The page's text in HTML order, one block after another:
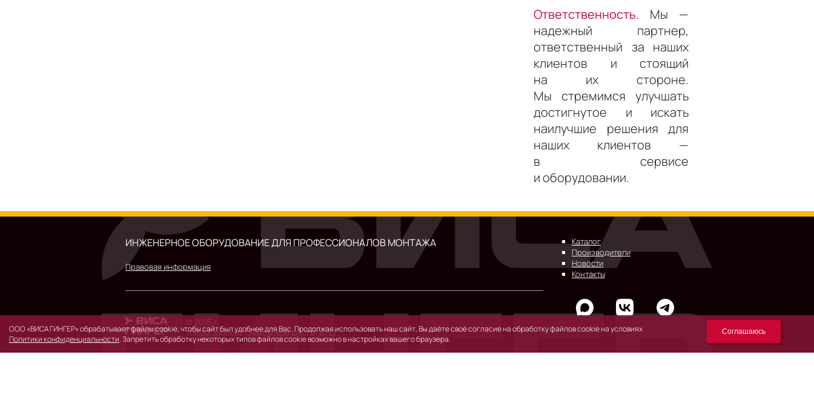
Ответственность. Мы —
надежный партнер,
ответственный за наших
клиентов и стоящий
на их стороне.
Мы стремимся улучшать
достигнутое и искать
наилучшие решения для
наших клиентов —
в сервисе
и оборудовании.
ИНЖЕНЕРНОЕ ОБОРУДОВАНИЕ ДЛЯ ПРОФЕССИОНАЛОВ МОНТАЖА
Правовая информация
© 2026 г.
119530, Москва, Очаковское шоссе, д. 32.
Каталог
Производители
Новости
Контакты
ООО «ВИСА ГИНГЕР» обрабатывает файлы cookie, чтобы сайт был удобнее для Вас. Продолжая использовать наш сайт, Вы даёте своё согласие на обработку файлов cookie на условиях
Политики конфиденциальности. Запретить обработку некоторых типов файлов cookie возможно в настройках вашего браузера.
Соглашаюсь